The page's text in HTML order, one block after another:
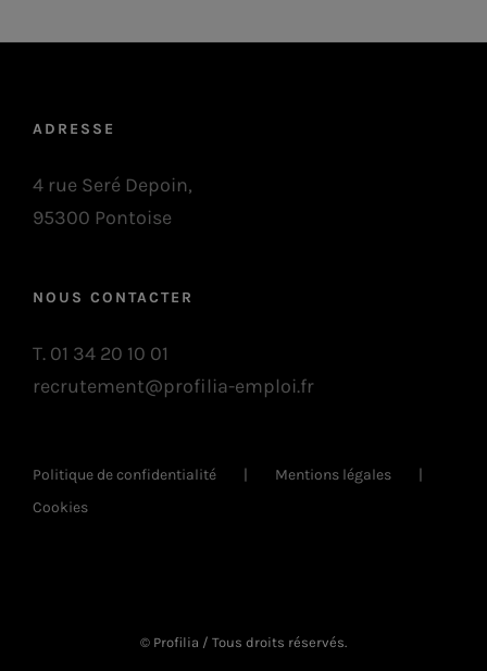
ADRESSE
4 rue Seré Depoin,
95300 Pontoise
NOUS CONTACTER
T. 01 34 20 10 01
recrutement@profilia-emploi.fr
Politique de confidentialité
Mentions légales
Cookies
© Profilia / Tous droits réservés.